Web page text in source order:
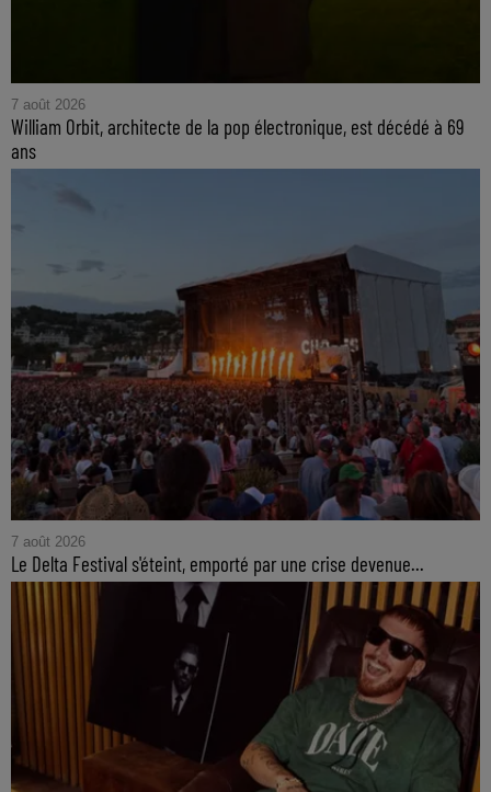
7 août 2026
William Orbit, architecte de la pop électronique, est décédé à 69
ans
7 août 2026
Le Delta Festival s'éteint, emporté par une crise devenue...